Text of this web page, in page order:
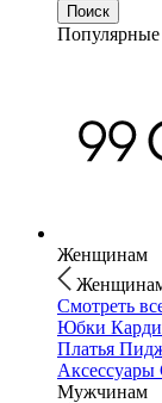
Популярные
Женщинам
Смотреть
Юбки
Платья
Аксессуары
Мужчинам